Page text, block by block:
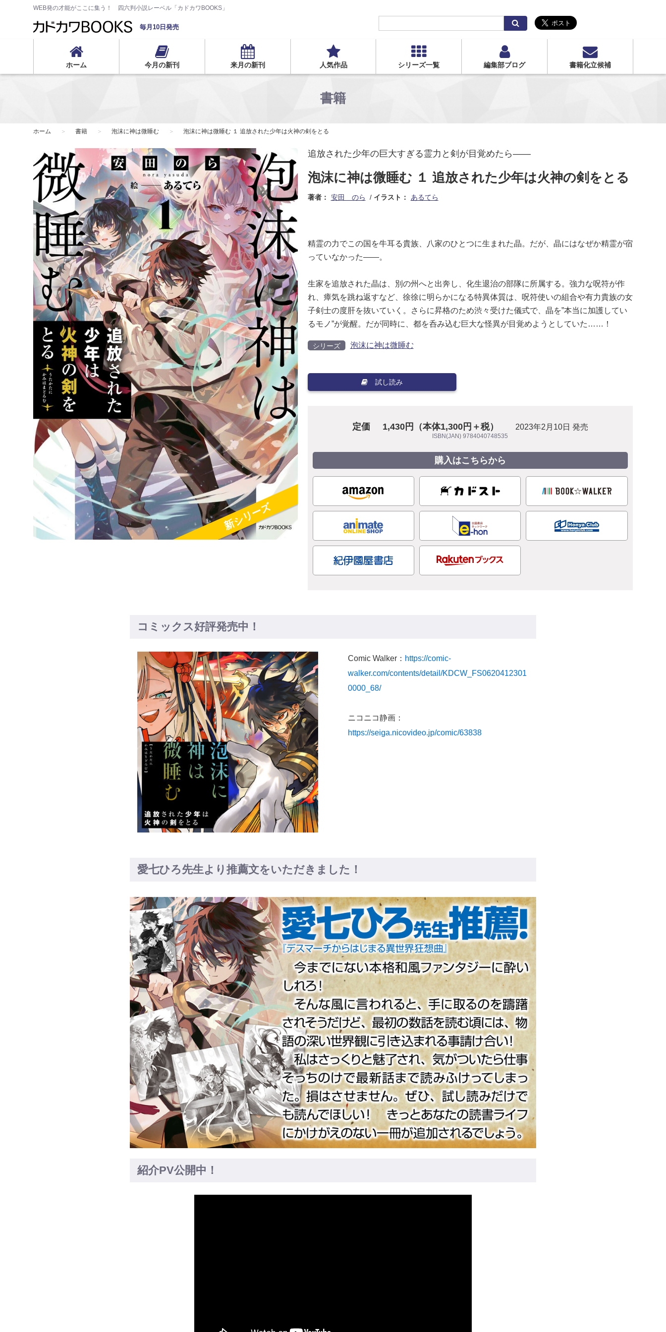
WEB発の才能がここに集う！ 四六判小説レーベル「カドカワBOOKS」
毎月10日発売
索
ホーム 今月の新刊 来月の新刊 人気作品 シリーズ一覧 編集部ブログ 書籍化立候補
書籍
ホーム 書籍 泡沫に神は微睡む 泡沫に神は微睡む １ 追放された少年は火神の剣をとる
追放された少年の巨大すぎる霊力と剣が目覚めたら――
泡沫に神は微睡む １ 追放された少年は火神の剣をとる
著者： 安田 のら イラスト： あるてら
新シリーズ
精霊の力でこの国を牛耳る貴族、八家のひとつに生まれた晶。だが、晶にはなぜか精霊が宿
っていなかった――。
生家を追放された晶は、別の州へと出奔し、化生退治の部隊に所属する。強力な呪符が作
れ、瘴気を跳ね返すなど、徐徐に明らかになる特異体質は、呪符使いの組合や有力貴族の女
子剣士の度肝を抜いていく。さらに昇格のため渋々受けた儀式で、晶を”本当に加護してい
るモノ”が覚醒。だが同時に、都を呑み込む巨大な怪異が目覚めようとしていた……！
シリーズ 泡沫に神は微睡む
試し読み
定価 1,430円（本体1,300円＋税） 2023年2月10日 発売
ISBN(JAN) 9784040748535
購入はこちらから
コミックス好評発売中！
Comic Walker： https://comic-
walker.com/contents/detail/KDCW_FS0620412301
0000_68/
ニコニコ静画：
https://seiga.nicovideo.jp/comic/63838
愛七ひろ先生より推薦文をいただきました！
紹介PV公開中！